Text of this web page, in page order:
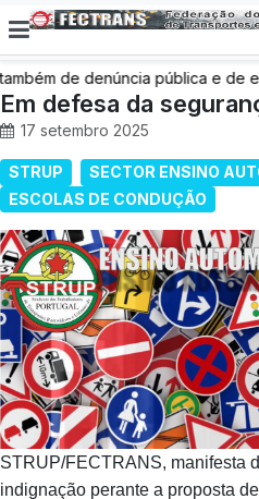
de denúncia pública e de
mais condições de trabalho
Em defesa da
17 setembro 2025
STRUP
SECTOR ENSINO
ESCOLAS DE CONDUÇÃO
STRUP/FECTRANS, manifesta
indignação perante a proposta